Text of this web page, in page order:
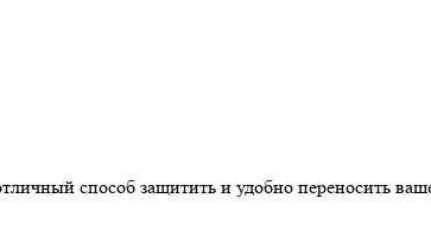
способ защитить и удобно переносить